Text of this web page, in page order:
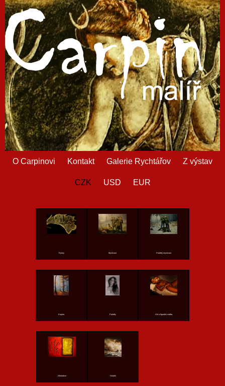
O Carpinovi Kontakt Galerie Rychtářov Z výstav
CZK USD EUR
Rytiny Myslivost Portréty myslivost
Krajina Portréty Akt a figurální malba
Abstrakce Ostatní